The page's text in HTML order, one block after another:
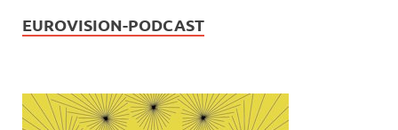
EUROVISION-PODCAST